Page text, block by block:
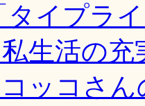
タイプラ
生活の充
コッコさ